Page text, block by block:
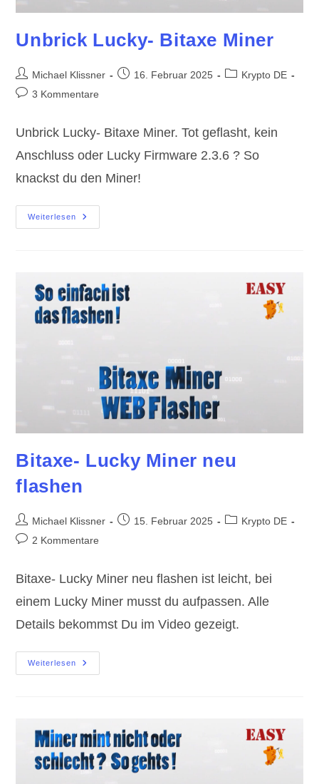
Unbrick Lucky- Bitaxe Miner
Beitrags-
Autor:
Michael Klissner
Beitrag16. Februar 2025
Beitrags-
Krypto DE
Beitrags-
3 Kommentare
Unbrick Lucky- Bitaxe Miner. Tot geflasht, kein
Anschluss oder Lucky Firmware 2.3.6 ? So
knackst du den Miner!
Weiterlesen
Unbrick
Lucky-
Bitaxe- Lucky Miner neu
flashen
Beitrags-
Autor:
Michael Klissner
Beitrag15. Februar 2025
Beitrags-
Krypto DE
Beitrags-
2 Kommentare
Bitaxe- Lucky Miner neu flashen ist leicht, bei
einem Lucky Miner musst du aufpassen. Alle
Details bekommst Du im Video gezeigt.
Weiterlesen
Bitaxe-
Lucky